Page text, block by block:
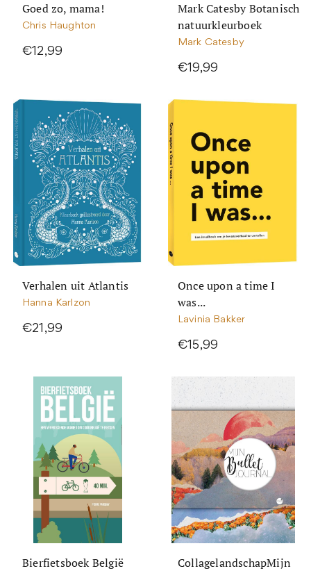
Goed zo, mama!
Chris Haughton
€12,99
Mark Catesby Botanisch
natuurkleurboek
Mark Catesby
€19,99
Verhalen uit Atlantis
Hanna Karlzon
€21,99
Once upon a time I
was...
Lavinia Bakker
€15,99
Bierfietsboek België
CollagelandschapMijn